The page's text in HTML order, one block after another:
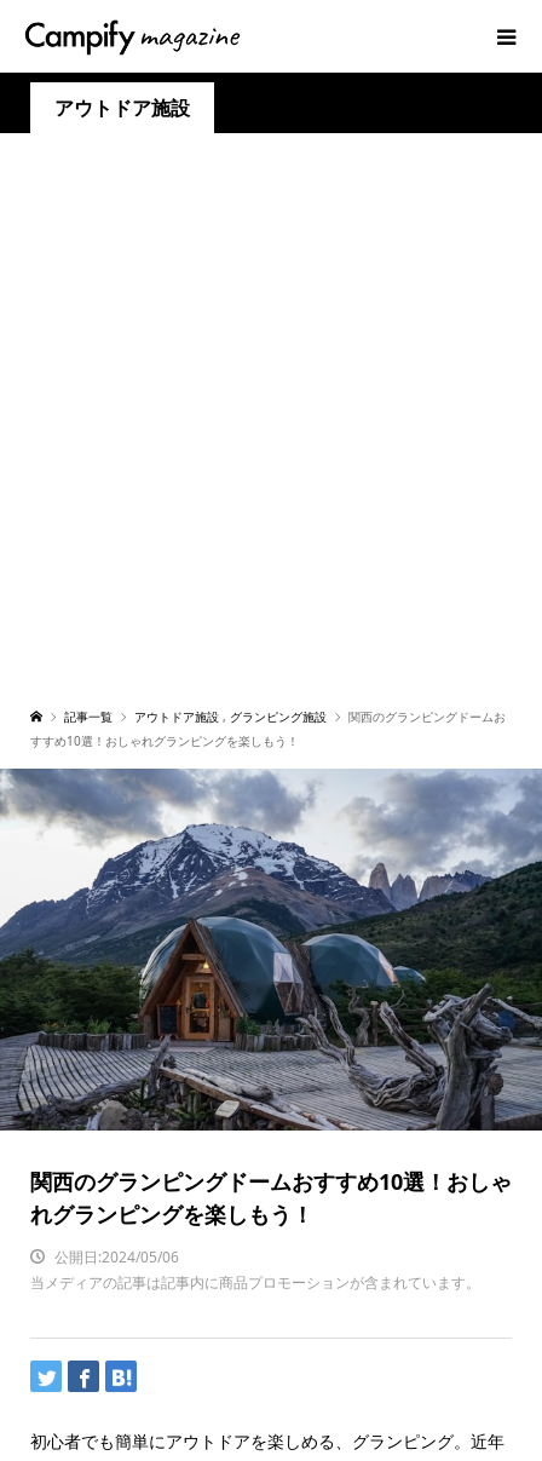
アウトドア施設
記事一覧 アウトドア施設 , グランピング施設
関西のグランピングドームお
すすめ10選！おしゃれグランピングを楽しもう！
関西のグランピングドームおすすめ10選！おしゃ
れグランピングを楽しもう！
公開日:2024/05/06
当メディアの記事は記事内に商品プロモーションが含まれています。
初心者でも簡単にアウトドアを楽しめる、グランピング。近年